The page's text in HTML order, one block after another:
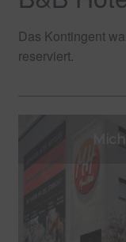
Das Kontingent
reserviert.